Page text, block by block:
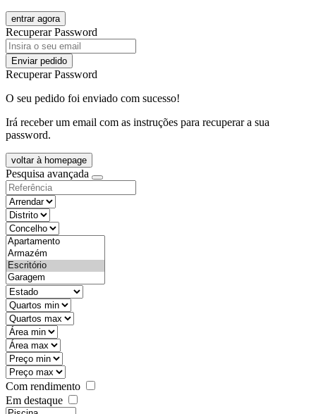
entrar agora
Recuperar Password
Enviar pedido
Recuperar Password
O seu pedido foi enviado com sucesso!
Irá receber um email com as instruções para recuperar a sua
password.
voltar à homepage
Pesquisa avançada
objective
districtId
countyId
types
state
mintypo
maxtypo
minarea
maxarea
minprice
maxprice
Com rendimento
Em destaque